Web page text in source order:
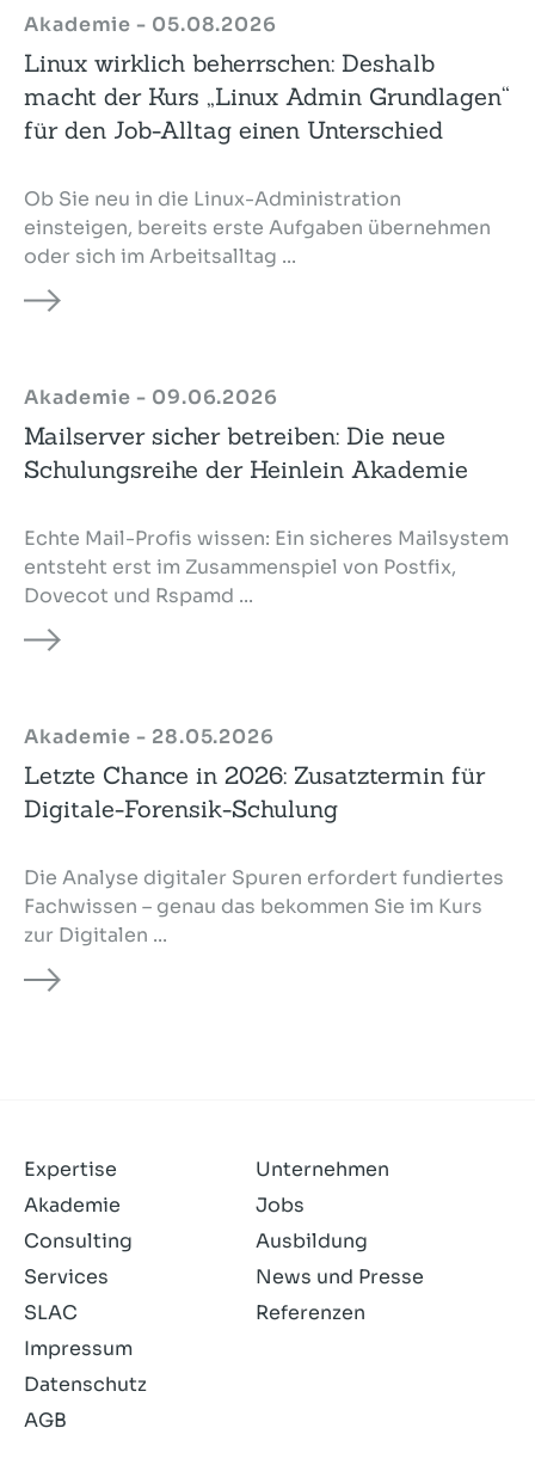
Akademie - 05.08.2026
Linux wirklich beherrschen: Deshalb
macht der Kurs „Linux Admin Grundlagen“
für den Job-Alltag einen Unterschied
Ob Sie neu in die Linux-Administration
einsteigen, bereits erste Aufgaben übernehmen
oder sich im Arbeitsalltag ...
Akademie - 09.06.2026
Mailserver sicher betreiben: Die neue
Schulungsreihe der Heinlein Akademie
Echte Mail-Profis wissen: Ein sicheres Mailsystem
entsteht erst im Zusammenspiel von Postfix,
Dovecot und Rspamd ...
Akademie - 28.05.2026
Letzte Chance in 2026: Zusatztermin für
Digitale-Forensik-Schulung
Die Analyse digitaler Spuren erfordert fundiertes
Fachwissen – genau das bekommen Sie im Kurs
zur Digitalen ...
Expertise
Akademie
Consulting
Services
SLAC
Unternehmen
Jobs
Ausbildung
News und Presse
Referenzen
Impressum
Datenschutz
AGB